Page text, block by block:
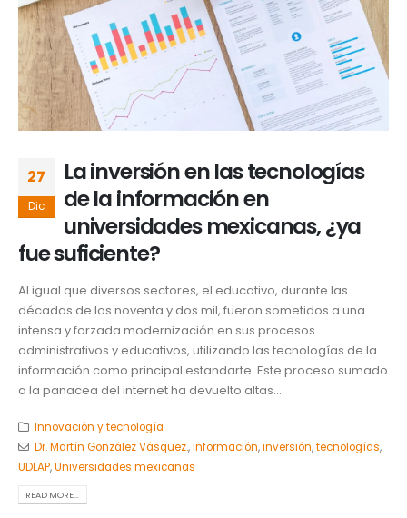
27
Dic
La inversión en las tecnologías
de la información en
universidades mexicanas, ¿ya
fue suficiente?
Al igual que diversos sectores, el educativo, durante las
décadas de los noventa y dos mil, fueron sometidos a una
intensa y forzada modernización en sus procesos
administrativos y educativos, utilizando las tecnologías de la
información como principal estandarte. Este proceso sumado
a la panacea del internet ha devuelto altas...
Innovación y tecnología
Dr. Martín González Vásquez.,información,inversión,tecnologías,
UDLAP,Universidades mexicanas
READ MORE...